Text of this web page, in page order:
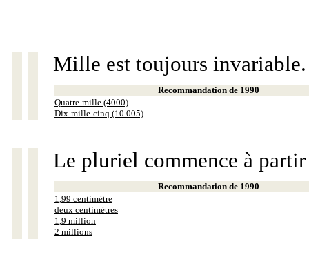
Mille est toujours invariable.
Recommandation de 1990
Quatre-mille (4000)
Dix-mille-cinq (10 005)
Le pluriel commence à
Recommandation de 1990
1,99 centimètre
deux centimètres
1,9 million
2 millions